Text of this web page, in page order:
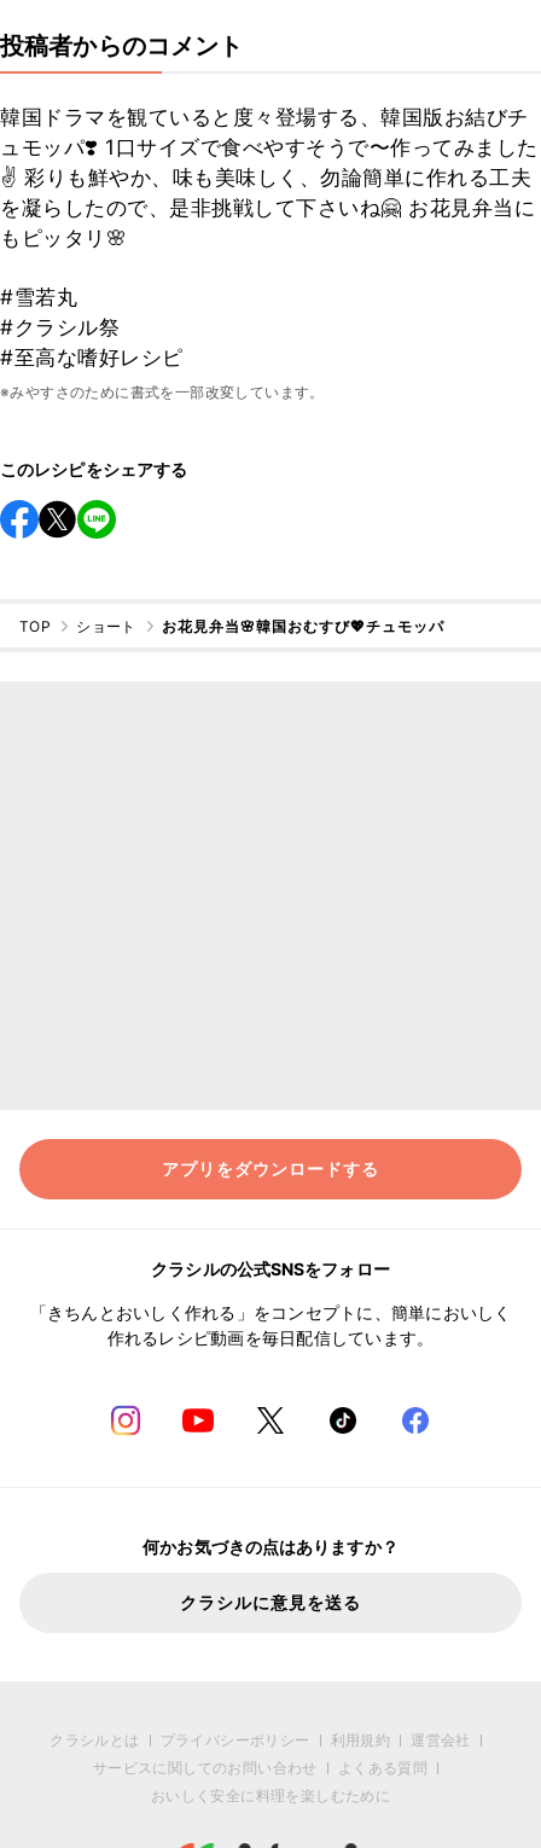
投稿者からのコメント
韓国ドラマを観ていると度々登場する、韓国版お結びチ
ュモッパ❣️ 1口サイズで食べやすそうで〜作ってみました
✌️ 彩りも鮮やか、味も美味しく、勿論簡単に作れる工夫
を凝らしたので、是非挑戦して下さいね🤗 お花見弁当に
もピッタリ🌸
#雪若丸
#クラシル祭
#至高な嗜好レシピ
※みやすさのために書式を一部改変しています。
このレシピをシェアする
TOP ショート お花見弁当🌸韓国おむすび💖チュモッパ
アプリをダウンロードする
クラシルの公式SNSをフォロー
「きちんとおいしく作れる」をコンセプトに、簡単においしく
作れるレシピ動画を毎日配信しています。
何かお気づきの点はありますか？
クラシルに意見を送る
クラシルとは プライバシーポリシー 利用規約
運営会社
サービスに関してのお問い合わせ
よくある質問
おいしく安全に料理を楽しむために